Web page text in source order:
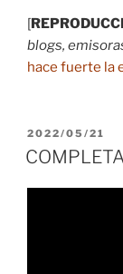
[
blogs,
hace fuerte la
PUBLICADO
EL
2022/05/21